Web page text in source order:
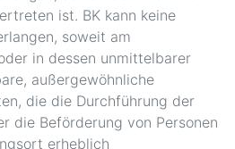
ist. BK kann keine
soweit am
in dessen unmittelbarer
außergewöhnliche
die die Durchführung der
die Beförderung von Personen
erheblich